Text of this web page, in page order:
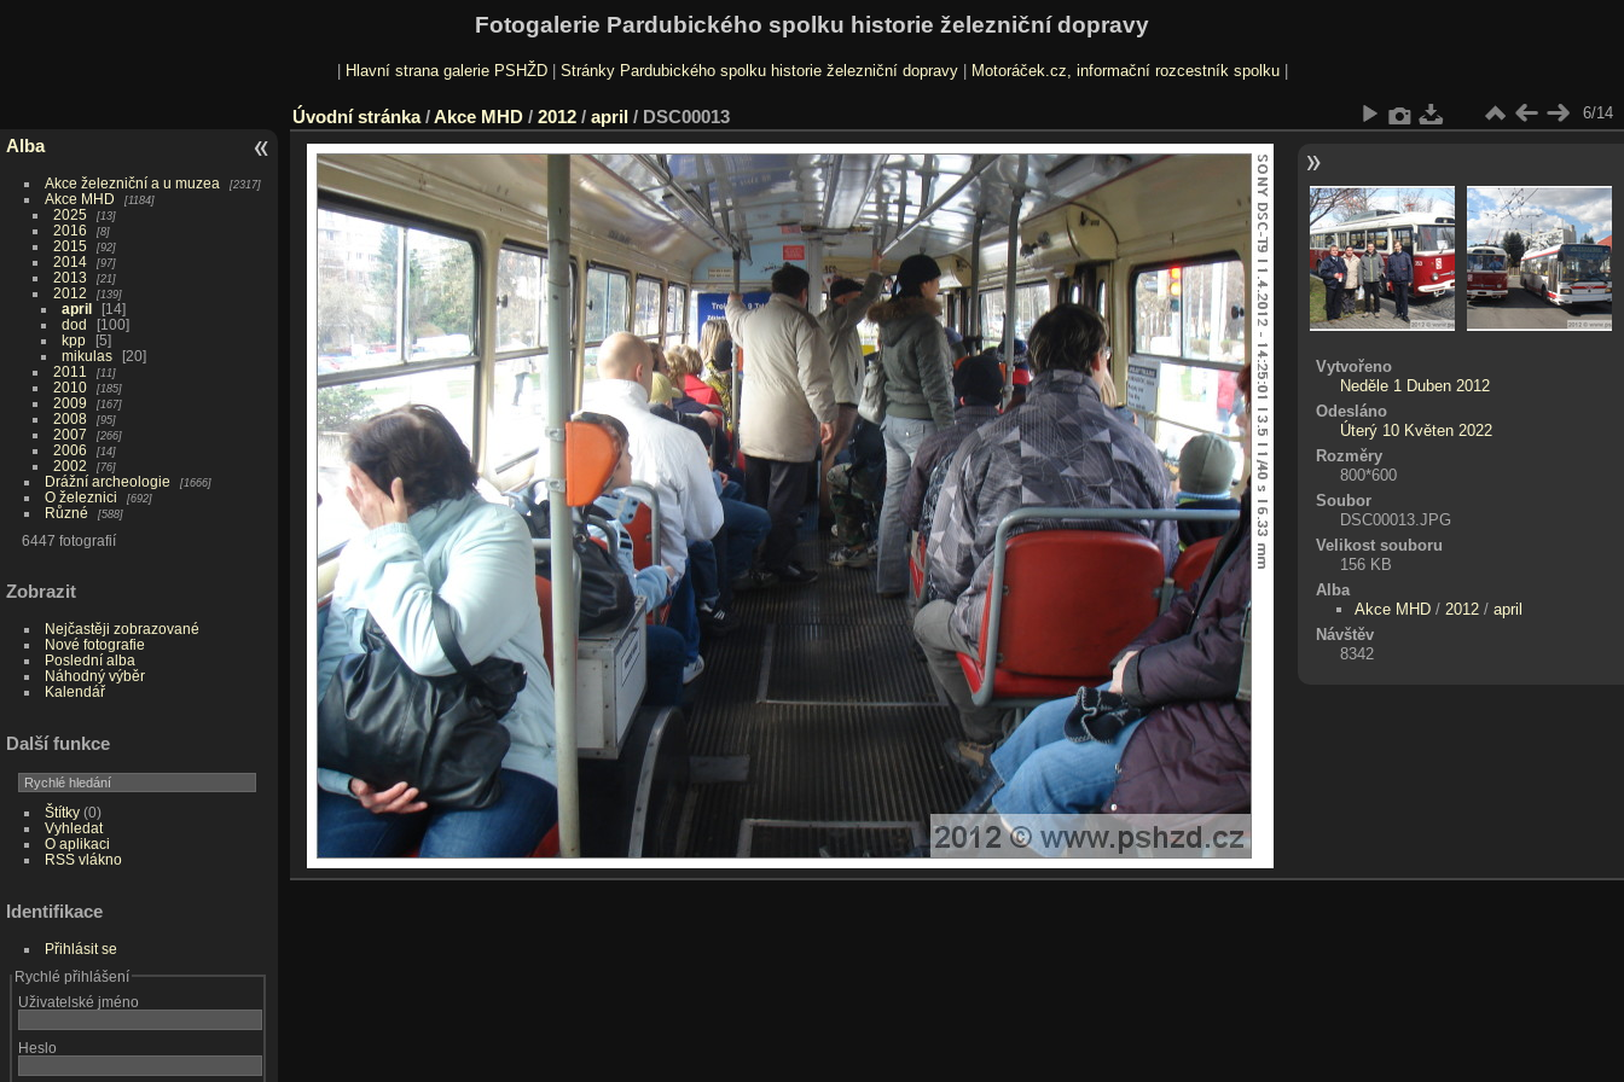
Fotogalerie Pardubického spolku historie železniční dopravy
Hlavní strana galerie PSHŽD| Stránky Pardubického spolku historie železniční dopravy| Motoráček.cz, informační rozcestník spolku|
Alba
Akce železniční a u muzea 2317
Akce MHD 1184
2025 13
2016 8
2015 92
2014 97
2013 21
2012 139
april
14
dod
100
kpp
5
mikulas
20
2011
11
2010 185
2009 167
2008 95
2007 266
2006 14
2002 76
Drážní archeologie 1666
O železnici 692
Různé 588
6447 fotografií
Zobrazit
Nejčastěji zobrazované
Nové fotografie
Poslední alba
Náhodný výběr
Kalendář
Další funkce
Štítky(0)
Vyhledat
O aplikaci
RSS vlákno
Identifikace
Přihlásit se
Rychlé přihlášení
Uživatelské jméno
Heslo
Úvodní stránka/Akce MHD / 2012 / april / DSC00013 6/14
Vytvořeno
Neděle 1 Duben 2012
Odesláno
Úterý 10 Květen 2022
Rozměry
800*600
Soubor
DSC00013.JPG
Velikost souboru
156 KB
Alba
Akce MHD / 2012 /april
Návštěv
8342